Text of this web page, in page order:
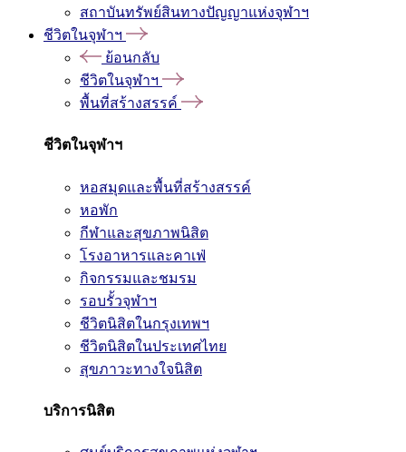
สถาบันทรัพย์สินทางปัญญาแห่งจุฬาฯ
ชีวิตในจุฬาฯ
ย้อนกลับ
ชีวิตในจุฬาฯ
พื้นที่สร้างสรรค์
ชีวิตในจุฬาฯ
หอสมุดและพื้นที่สร้างสรรค์
หอพัก
กีฬาและสุขภาพนิสิต
โรงอาหารและคาเฟ่
กิจกรรมและชมรม
รอบรั้วจุฬาฯ
ชีวิตนิสิตในกรุงเทพฯ
ชีวิตนิสิตในประเทศไทย
สุขภาวะทางใจนิสิต
บริการนิสิต